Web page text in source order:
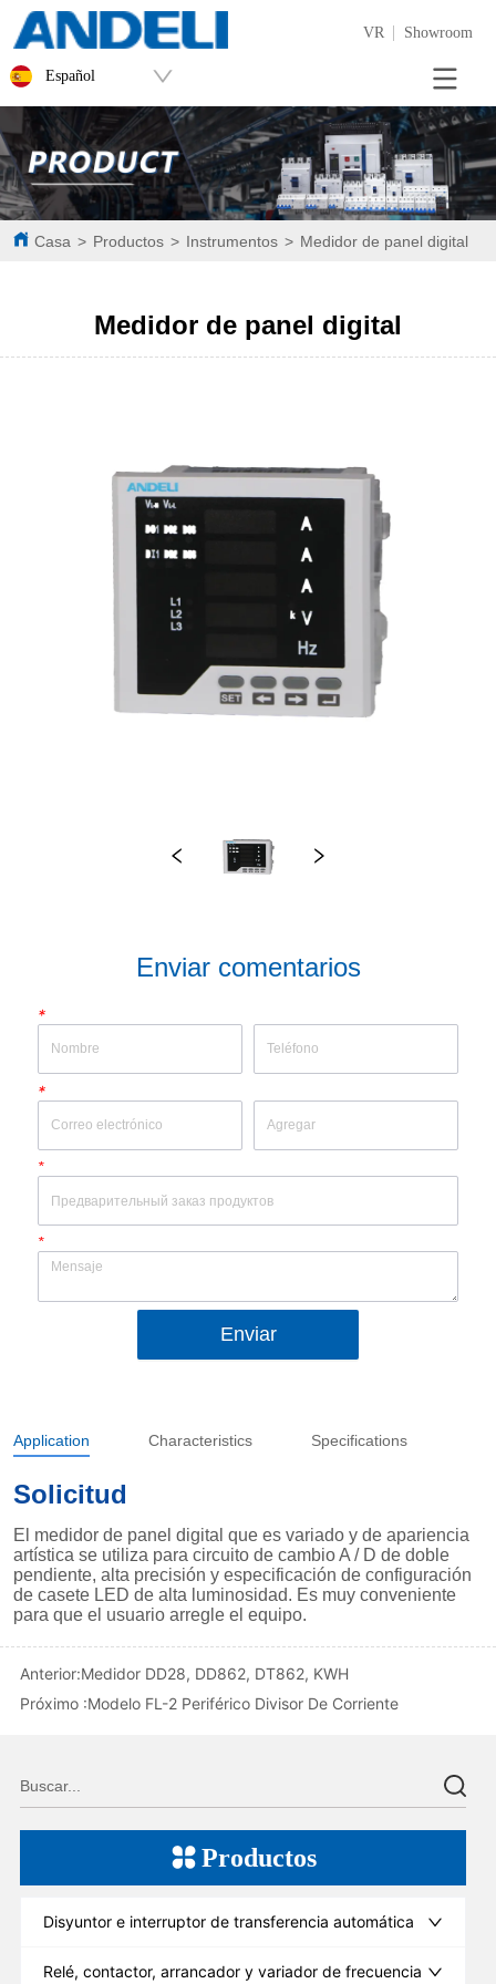
VR Showroom
Español
Casa > Productos > Instrumentos > Medidor de panel digital
Medidor de panel digital
Enviar comentarios
*
*
*
*
Enviar
Application Characteristics Specifications
Anterior:Medidor DD28, DD862, DT862, KWH
Próximo :Modelo FL-2 Periférico Divisor De Corriente
Productos
Disyuntor e interruptor de transferencia automática
Relé, contactor, arrancador y variador de frecuencia